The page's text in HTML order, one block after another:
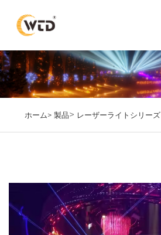
ホーム> 製品> レーザーライトシリーズ